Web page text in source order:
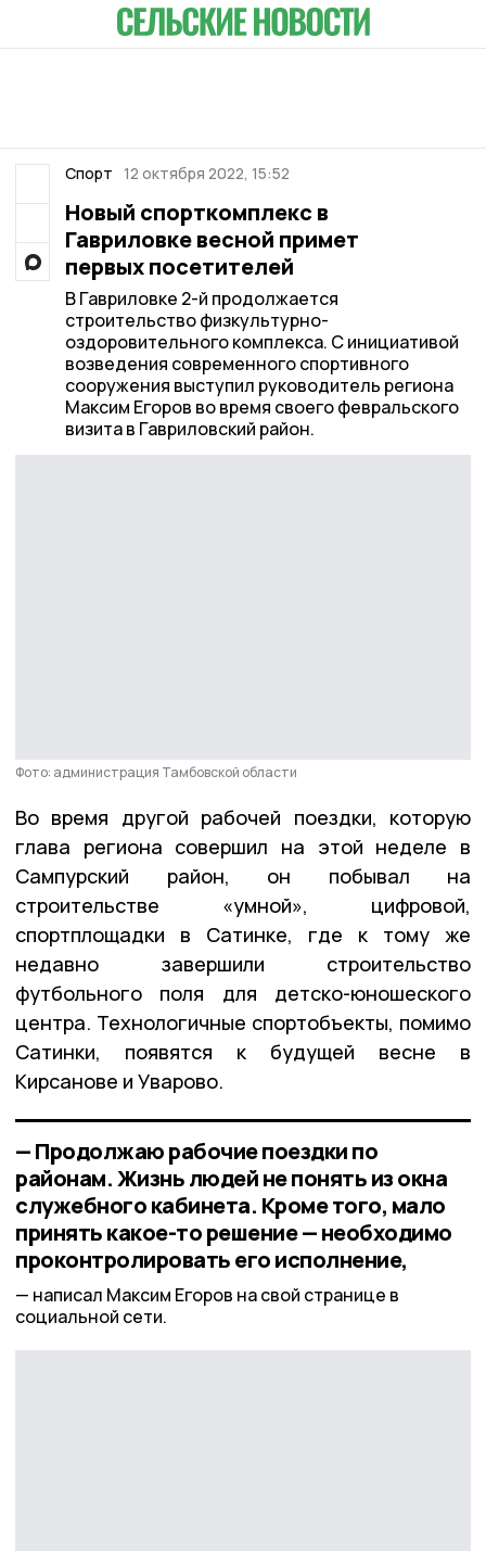
Спорт 12 октября 2022, 15:52
Новый спорткомплекс в
Гавриловке весной примет
первых посетителей
В Гавриловке 2-й продолжается
строительство физкультурно-
оздоровительного комплекса. С инициативой
возведения современного спортивного
сооружения выступил руководитель региона
Максим Егоров во время своего февральского
визита в Гавриловский район.
Фото: администрация Тамбовской области
Во время другой рабочей поездки, которую
глава региона совершил на этой неделе в
Сампурский район, он побывал на
строительстве «умной», цифровой,
спортплощадки в Сатинке, где к тому же
недавно завершили строительство
футбольного поля для детско-юношеского
центра. Технологичные спортобъекты, помимо
Сатинки, появятся к будущей весне в
Кирсанове и Уварово.
— Продолжаю рабочие поездки по
районам. Жизнь людей не понять из окна
служебного кабинета. Кроме того, мало
принять какое-то решение — необходимо
проконтролировать его исполнение,
написал Максим Егоров на свой странице в
социальной сети.